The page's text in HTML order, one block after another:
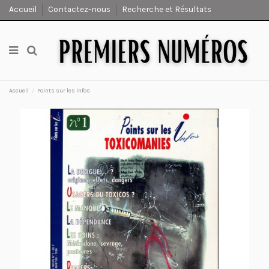
Accueil Contactez-nous Recherche et Résultats
Accueil Points sur les infos